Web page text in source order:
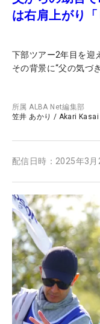
は右肩上がり
下部ツアー2年目を迎
その背景に“父の気づき
所属ALBA Net編集部
笠井 あかり / Akari Kasai
配信日時： 2025年3